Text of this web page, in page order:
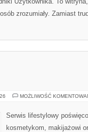
zrozumiały. Zamiast
MOŻLIWOŚĆ
Serwis lifestylowy
kosmetykom, makijażowi